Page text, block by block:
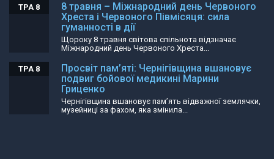
8 травня – Міжнародний день Червоного
Хреста і Червоного Півмісяця: сила
гуманності в дії
ТРА 8
Щороку 8 травня світова спільнота відзначає
Міжнародний день Червоного Хреста...
Просвіт пам’яті: Чернігівщина вшановує
подвиг бойової медикині Марини
Гриценко
ТРА 8
Чернігівщина вшановує пам’ять відважної землячки,
музейниці за фахом, яка змінила...